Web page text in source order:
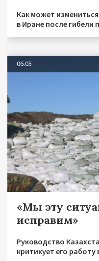
Как может
в Иране после гибели
06.05
«Мы эту
исправим»
Руководство
критикует его работу